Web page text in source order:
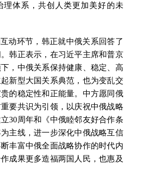
理体系，共创人类更加美好的未
动环节，韩正就中俄关系回答了
韩正表示，在习近平主席和普京
，中俄关系保持健康、稳定、高
新型大国关系典范，也为变乱交
的稳定性和正能量。中方愿同俄
要共识为引领，以庆祝中俄战略
30周年和《中俄睦邻友好合作条
主线，进一步深化中俄战略互信
丰富中俄全面战略协作的时代内
成果更多造福两国人民，也惠及